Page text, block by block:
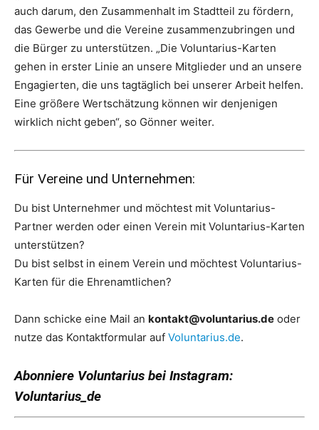
auch darum, den Zusammenhalt im Stadtteil zu fördern,
das Gewerbe und die Vereine zusammenzubringen und
die Bürger zu unterstützen. „Die Voluntarius-Karten
gehen in erster Linie an unsere Mitglieder und an unsere
Engagierten, die uns tagtäglich bei unserer Arbeit helfen.
Eine größere Wertschätzung können wir denjenigen
wirklich nicht geben“, so Gönner weiter.
Für Vereine und Unternehmen:
Du bist Unternehmer und möchtest mit Voluntarius-
Partner werden oder einen Verein mit Voluntarius-Karten
unterstützen?
Du bist selbst in einem Verein und möchtest Voluntarius-
Karten für die Ehrenamtlichen?
Dann schicke eine Mail an kontakt@voluntarius.de oder
nutze das Kontaktformular auf Voluntarius.de.
Abonniere Voluntarius bei Instagram:
Voluntarius_de